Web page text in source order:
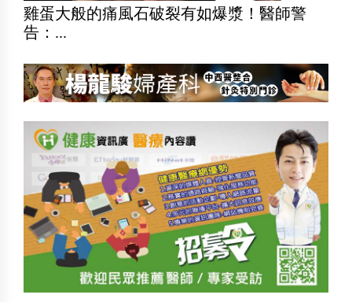
雞蛋大般的痛風石破裂有如爆漿！醫師警
告：...